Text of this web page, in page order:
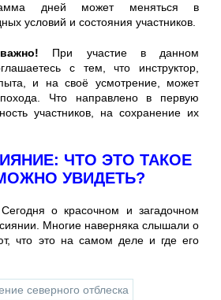
дней может меняться в
условий и состояния участников.
При участие в данном
с тем, что инструктор,
и на своё усмотрение, может
Что направлено в первую
участников, на сохранение их
ЧТО ЭТО ТАКОЕ
УВИДЕТЬ?
о красочном и загадочном
Многие наверняка слышали о
что это на самом деле и где его